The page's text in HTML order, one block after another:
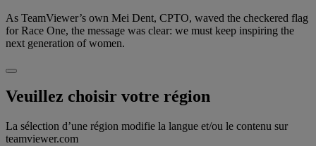
As TeamViewer’s own Mei Dent, CPTO, waved the checkered flag
for Race One, the message was clear: we must keep inspiring the
next generation of women.
Veuillez choisir votre région
La sélection d’une région modifie la langue et/ou le contenu sur
teamviewer.com